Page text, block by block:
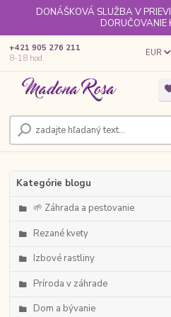
DONÁŠKOVÁ SLUŽBA V
DORUČOVANIE
EUR
+421 905 276 211
8-18 hod.
Kategórie blogu
🌱 Záhrada a pestovanie
Rezané kvety
Izbové rastliny
Príroda v záhrade
Dom a bývanie